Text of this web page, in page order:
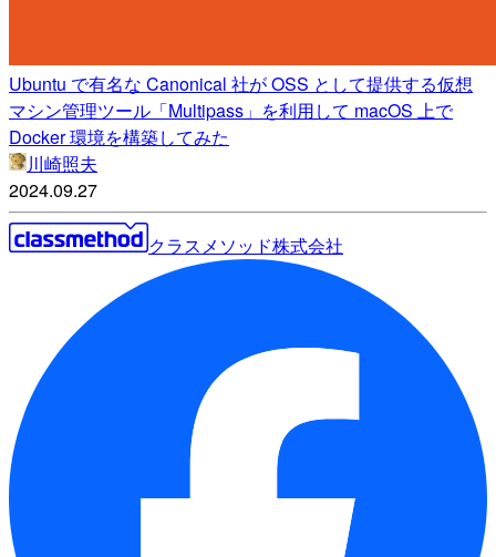
Ubuntu で有名な Canonical 社が OSS として提供する仮想
マシン管理ツール「Multipass」を利用して macOS 上で
Docker 環境を構築してみた
川崎照夫
2024.09.27
クラスメソッド株式会社